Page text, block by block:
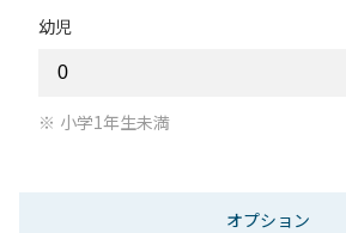
幼児
小学1年生未満
オプション